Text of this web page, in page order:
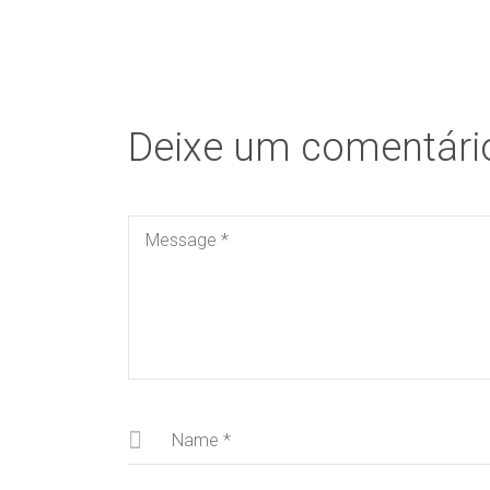
Deixe um